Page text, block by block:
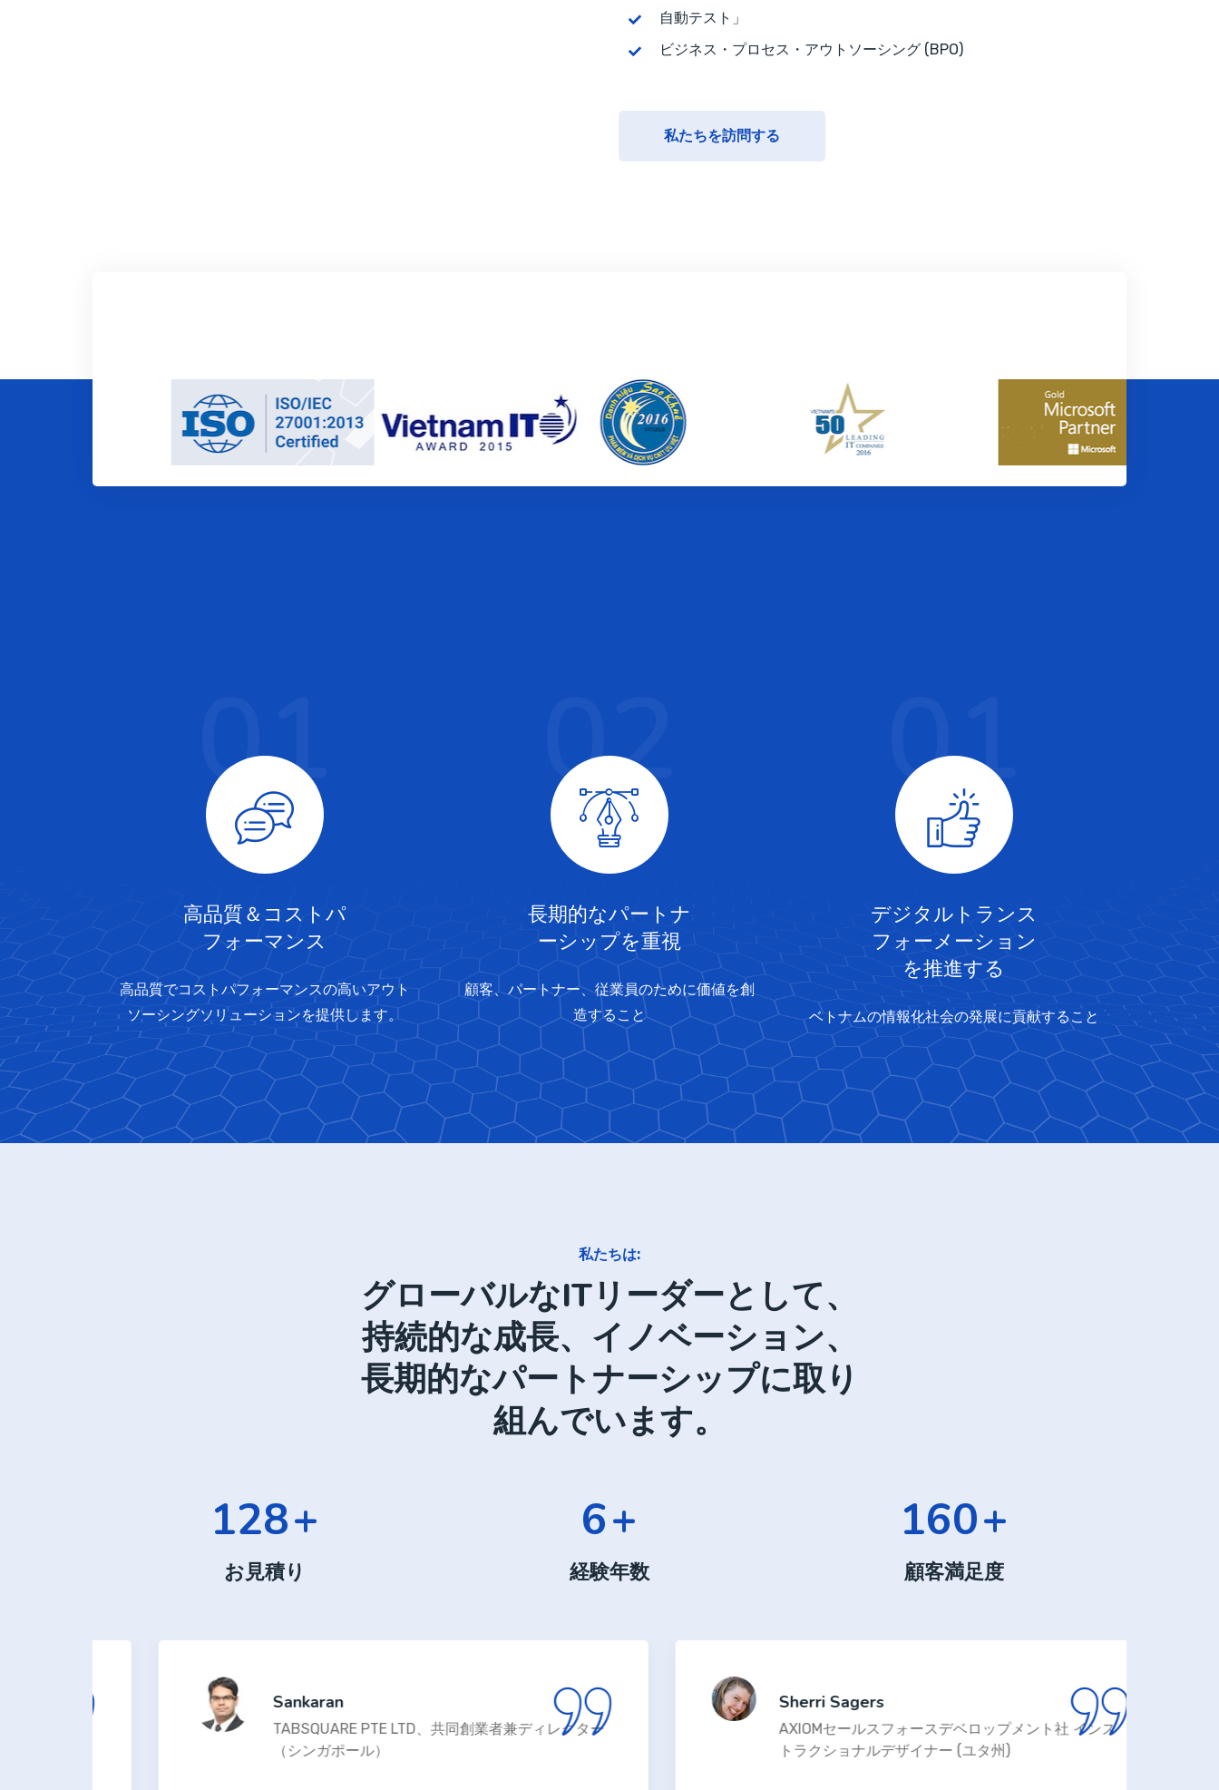
自動テスト」
ビジネス・プロセス・アウトソーシング (BPO)
私たちを訪問する
高品質＆コストパ
フォーマンス
高品質でコストパフォーマンスの高いアウト
ソーシングソリューションを提供します。
01
長期的なパートナ
ーシップを重視
顧客、パートナー、従業員のために価値を創
造すること
02
デジタルトランス
フォーメーション
を推進する
ベトナムの情報化社会の発展に貢献すること
01
私たちは:
グローバルなITリーダーとして、
持続的な成長、イノベーション、
長期的なパートナーシップに取り
組んでいます。
250+
お見積り
11+
経験年数
312+
顧客満足度
Sankaran
TABSQUARE PTE LTD、共同創業者兼ディレクター
（シンガポール）
Sherri Sagers
AXIOMセールスフォースデベロップメント社 インス
トラクショナルデザイナー (ユタ州)